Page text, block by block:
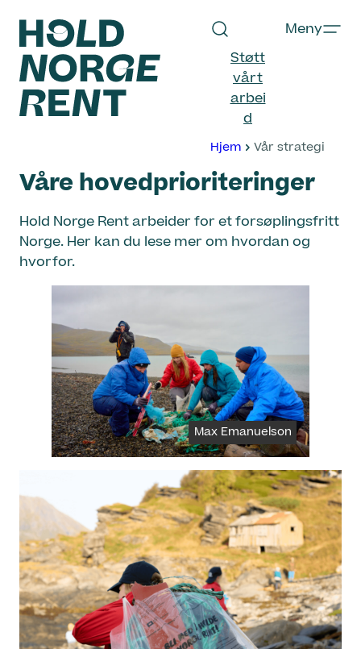
Hopp
innhold
Rent
Støtt
vårt
arbei
d
Meny
Hjem Vår strategi
Våre hovedprioriteringer
Hold Norge Rent arbeider for et forsøplingsfritt
Norge. Her kan du lese mer om hvordan og
hvorfor.
Max Emanuelson